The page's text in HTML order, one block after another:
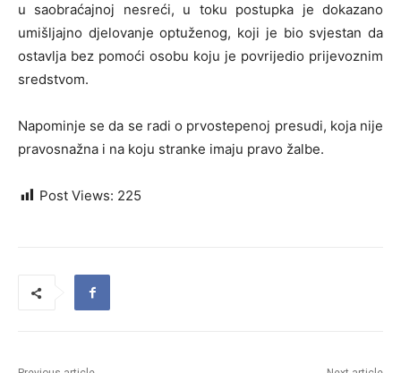
u saobraćajnoj nesreći, u toku postupka je dokazano
umišljajno djelovanje optuženog, koji je bio svjestan da
ostavlja bez pomoći osobu koju je povrijedio prijevoznim
sredstvom.
Napominje se da se radi o prvostepenoj presudi, koja nije
pravosnažna i na koju stranke imaju pravo žalbe.
Post Views: 225